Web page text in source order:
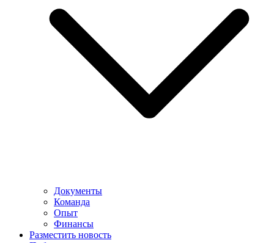
Документы
Команда
Опыт
Финансы
Разместить новость